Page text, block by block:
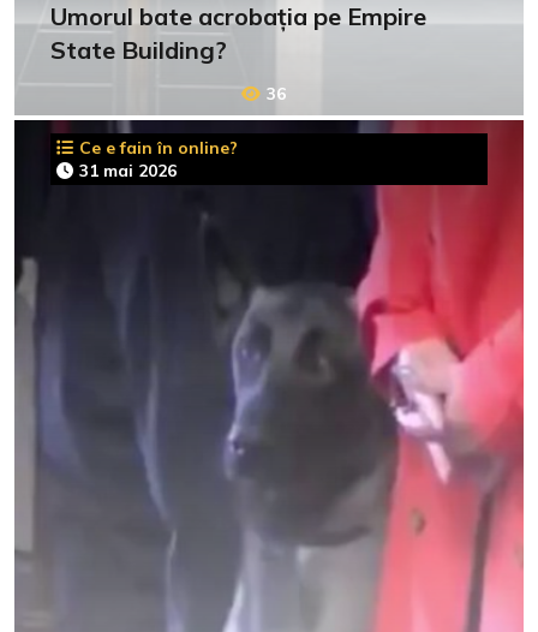
Umorul bate acrobația pe Empire
State Building?
36
Ce e fain în online?
31 mai 2026